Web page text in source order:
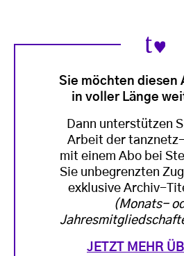
Sie möchten diesen
in voller Länge
Dann unterstützen
Arbeit der
mit einem Abo bei
Sie unbegrenzten
exklusive Archiv-
(Monats-
JETZT MEHR